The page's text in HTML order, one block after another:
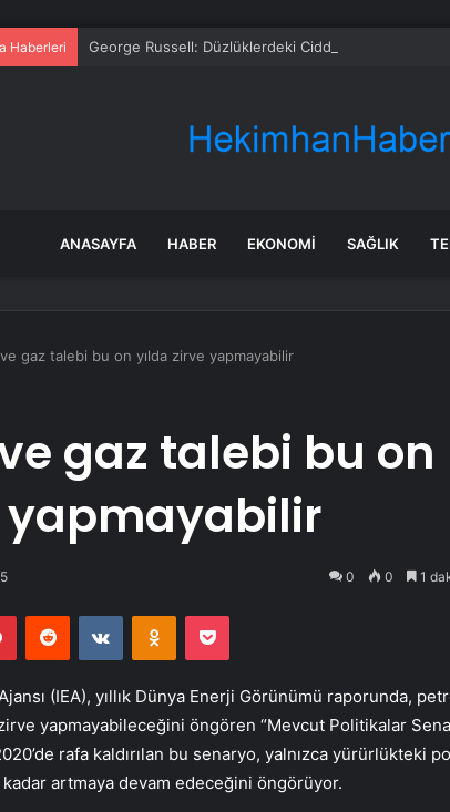
Haberleri George Russell: Düzlüklerdeki Ciddi Sorun Takım
ANASAYFA HABER EKONOMI SAĞLIK
gaz talebi bu on yılda zirve yapmayabilir
gaz talebi bu on
yapmayabilir
0 0 1
PinterestReddit VKontakteOdnoklassniki
Pocket
(IEA), yıllık Dünya Enerji Görünümü raporunda,
yapmayabileceğini öngören “Mevcut Politikalar
rafa kaldırılan bu senaryo, yalnızca yürürlükteki
artmaya devam edeceğini öngörüyor.